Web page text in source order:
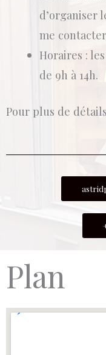
d’organiser
me contacter
Horaires :
de 9h à 14h.
Pour plus de
Plan